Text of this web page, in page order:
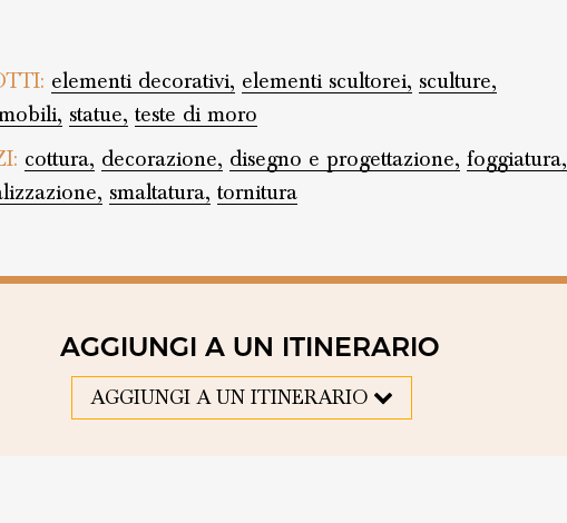
elementi decorativi, elementi scultorei, sculture,
statue, teste di moro
cottura, decorazione, disegno e progettazione, foggiatura,
smaltatura, tornitura
AGGIUNGI A UN ITINERARIO
AGGIUNGI A UN ITINERARIO